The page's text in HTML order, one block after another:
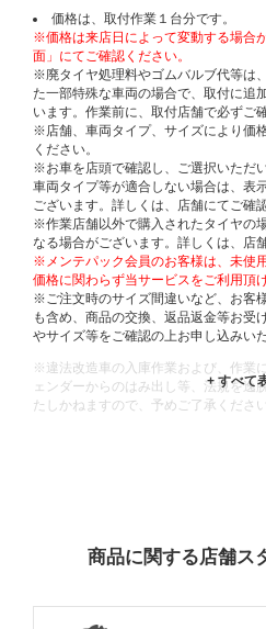
価格は、取付作業１台分です。
※価格は来店日によって変動する場合
面」にてご確認ください。
※廃タイヤ処理料やゴムバルブ代等は
た一部特殊な車両の場合で、取付に追
います。作業前に、取付店舗で必ずご
※店舗、車両タイプ、サイズにより価
ください。
※お車を店頭で確認し、ご選択いただ
車両タイプ等が適合しない場合は、表
ございます。詳しくは、店舗にてご確
※作業店舗以外で購入されたタイヤの
なる場合がございます。詳しくは、店
※メンテパック会員のお客様は、未使
価格に関わらず当サービスをご利用頂け
※ご注文時のサイズ間違いなど、お客
も含め、商品の交換、返品返金等お受
やサイズ等をご確認の上お申し込みい
※違法改造車の入庫作業および、作業
ェンダーからのはみ出し等、法規を逸
たしかねますので、予めご了承ください
商品に関する店舗ス